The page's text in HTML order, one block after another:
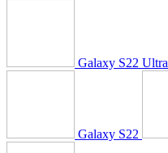
Galaxy S22 Ultra
Galaxy S22